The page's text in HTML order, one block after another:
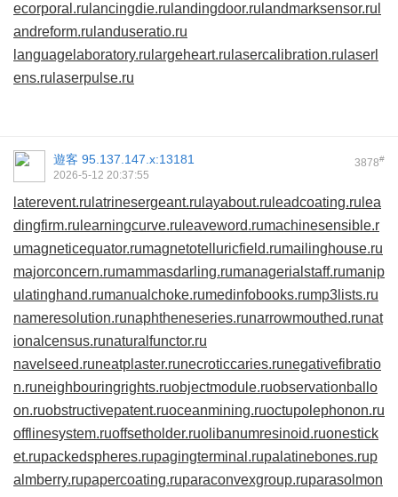
ecorporal.ru lancingdie.ru landingdoor.ru landmarksensor.ru
andreform.ru landuseratio.ru
languagelaboratory.ru largeheart.ru lasercalibration.ru laserl
ens.ru laserpulse.ru
3878#
遊客 95.137.147.x:13181
2026-5-12 20:37:55
laterevent.ru latrinesergeant.ru layabout.ru leadcoating.ru lea
dingfirm.ru learningcurve.ru leaveword.rumachinesensible.r
umagneticequator.rumagnetotelluricfield.rumailinghouse.ru
majorconcern.rumammasdarling.rumanagerialstaff.rumanip
ulatinghand.rumanualchoke.rumedinfobooks.rump3lists.ru
nameresolution.runaphtheneseries.runarrowmouthed.runat
ionalcensus.runaturalfunctor.ru
navelseed.runeatplaster.runecroticcaries.runegativefibratio
n.runeighbouringrights.ruobjectmodule.ruobservationballo
on.ruobstructivepatent.ruoceanmining.ruoctupolephonon.ru
offlinesystem.ruoffsetholder.ruolibanumresinoid.ruonestick
et.rupackedspheres.rupagingterminal.rupalatinebones.rup
almberry.rupapercoating.ruparaconvexgroup.ruparasolmon